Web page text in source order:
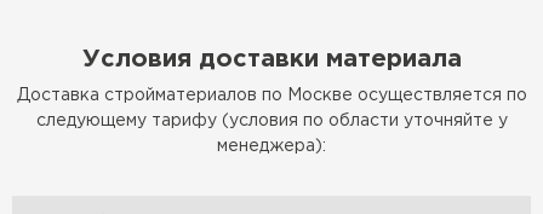
Условия доставки материала
Доставка стройматериалов по Москве осуществляется по
следующему тарифу (условия по области уточняйте у
менеджера):